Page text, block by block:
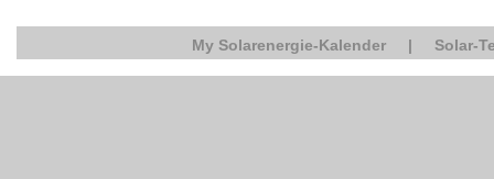
My Solarenergie-Kalender | Solar-